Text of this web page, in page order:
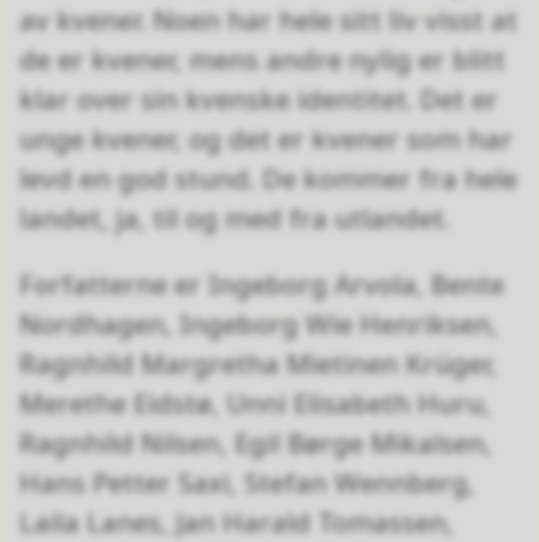
av kvener. Noen har hele sitt liv visst at
de er kvener, mens andre nylig er blitt
klar over sin kvenske identitet. Det er
unge kvener, og det er kvener som har
levd en god stund. De kommer fra hele
landet, ja, til og med fra utlandet.
Forfatterne er Ingeborg Arvola, Bente
Nordhagen, Ingeborg Wie Henriksen,
Ragnhild Margretha Mietinen Krüger,
Merethe Eidstø, Unni Elisabeth Huru,
Ragnhild Nilsen, Egil Børge Mikalsen,
Hans Petter Saxi, Stefan Wennberg,
Laila Lanes, Jan Harald Tomassen,